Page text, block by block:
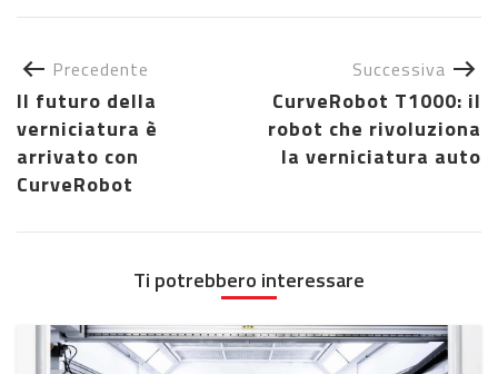
Precedente
Il futuro della
verniciatura è
arrivato con
CurveRobot
Successiva
CurveRobot T1000: il
robot che rivoluziona
la verniciatura auto
Ti potrebbero interessare